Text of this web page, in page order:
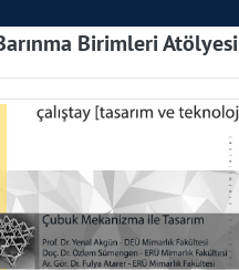
Birimleri Atölyesi